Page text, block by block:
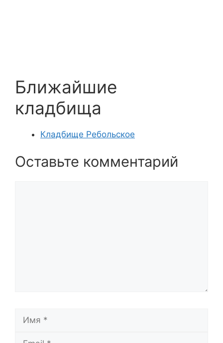
Ближайшие
кладбища
Кладбище Ребольское
Оставьте комментарий